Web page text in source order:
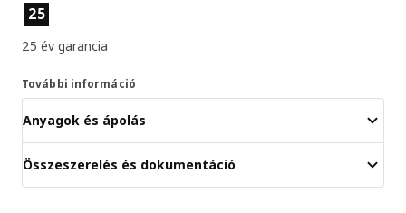
Termékjellemzők
25
25 év garancia
További információ
Anyagok és ápolás
Összeszerelés és dokumentáció